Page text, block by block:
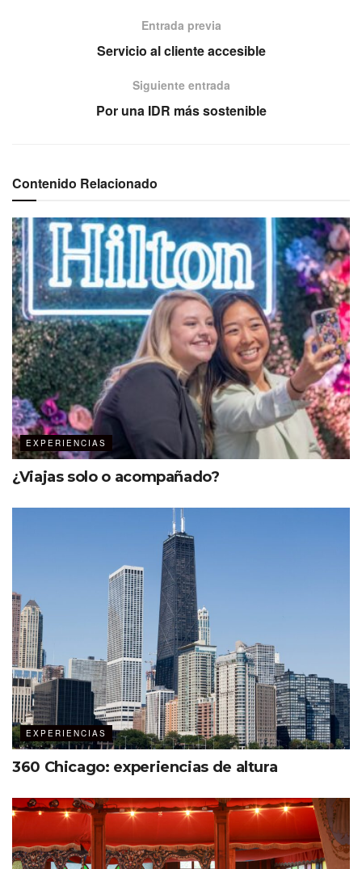
Entrada previa
Servicio al cliente accesible
Siguiente entrada
Por una IDR más sostenible
Contenido Relacionado
EXPERIENCIAS
¿Viajas solo o acompañado?
EXPERIENCIAS
360 Chicago: experiencias de altura